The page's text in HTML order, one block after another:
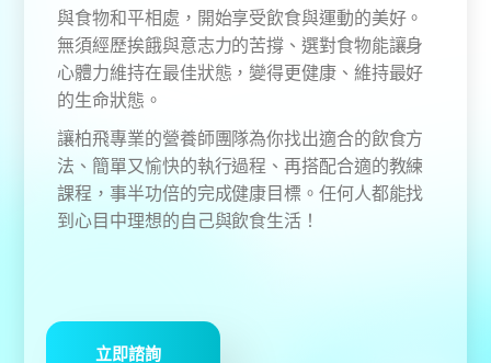
與食物和平相處，開始享受飲食與運動的美好。
無須經歷挨餓與意志力的苦撐、選對食物能讓身
心體力維持在最佳狀態，變得更健康、維持最好
的生命狀態。​
讓柏飛專業的營養師團隊為你找出適合的飲食方
法、簡單又愉快的執行過程、再搭配合適的教練
課程，事半功倍的完成健康目標。任何人都能找
到心目中理想的自己與飲食生活！
立即諮詢